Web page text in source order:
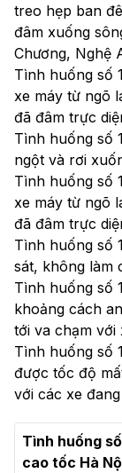
treo hẹp ban
đâm xuống
Chương, Nghệ
Tình huống số
xe máy từ ngõ
đã đâm trực
Tình huống số
ngột và rơi
Tình huống số
xe máy từ ngõ
đã đâm trực
Tình huống số
sát, không làm
Tình huống số
khoảng cách
tới va chạm với
Tình huống số
được tốc độ
với các xe
Tình huống
cao tốc Hà